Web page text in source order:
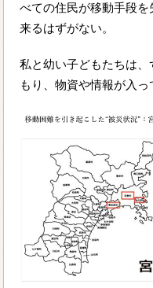
べての住民が移動手段
来るはずがない。
私と幼い子どもたちは
もり、物資や情報が入っ